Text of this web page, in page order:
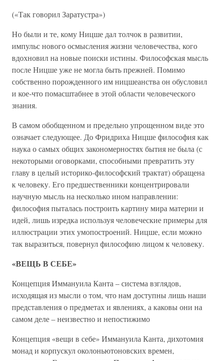
(«Так говорил Заратустра»)
Но были и те, кому Ницше дал толчок в развитии,
импульс нового осмысления жизни человечества, кого
вдохновил на новые поиски истины. Философская мысль
после Ницше уже не могла быть прежней. Помимо
собственно порожденного им ницшеанства он обусловил
и кое-что помасштабнее в этой области человеческого
знания.
В самом обобщенном и предельно упрощенном виде это
означает следующее. До Фридриха Ницше философия как
наука о самых общих закономерностях бытия не была (с
некоторыми оговорками, способными превратить эту
главу в целый историко-философский трактат) обращена
к человеку. Его предшественники концентрировали
научную мысль на несколько ином направлении:
философия пыталась построить картину мира материи и
идей, лишь изредка используя человеческие примеры для
иллюстрации этих умопостроений. Ницше, если можно
так выразиться, повернул философию лицом к человеку.
«ВЕЩЬ В СЕБЕ»
Концепция Иммануила Канта – система взглядов,
исходящая из мысли о том, что нам доступны лишь наши
представления о предметах и явлениях, а каковы они на
самом деле – неизвестно и непостижимо
Концепция «вещи в себе» Иммануила Канта, дихотомия
монад и корпускул околоньютоновских времен,